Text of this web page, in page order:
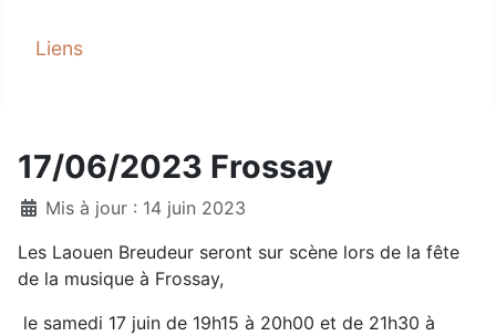
Liens
17/06/2023 Frossay
Mis à jour : 14 juin 2023
Les Laouen Breudeur seront sur scène lors de la fête
de la musique à Frossay,
le samedi 17 juin de 19h15 à 20h00 et de 21h30 à